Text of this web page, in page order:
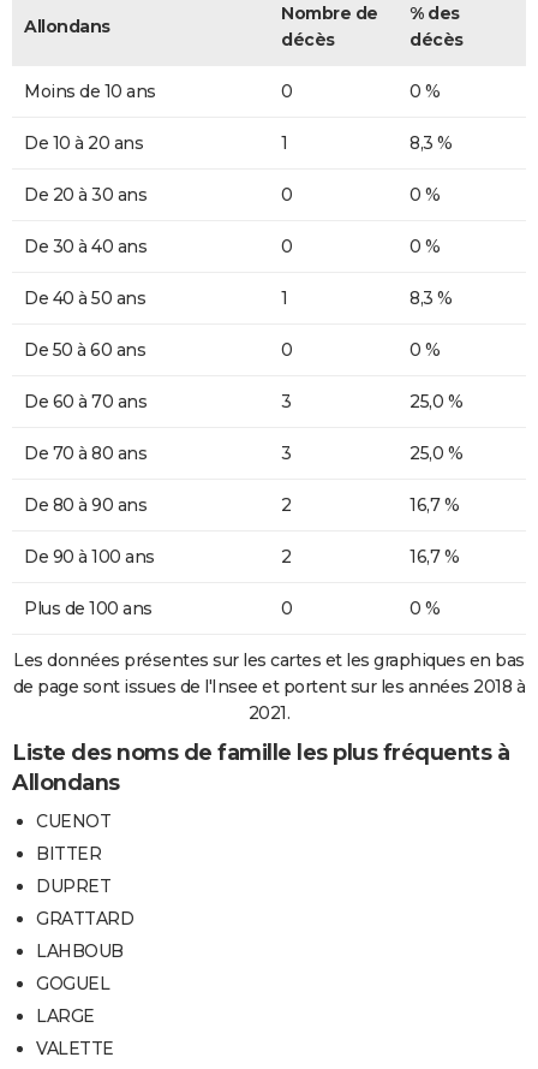
Allondans
Nombre de
décès
% des
décès
Moins de 10 ans 0 0 %
De 10 à 20 ans 1 8,3 %
De 20 à 30 ans 0 0 %
De 30 à 40 ans 0 0 %
De 40 à 50 ans 1 8,3 %
De 50 à 60 ans 0 0 %
De 60 à 70 ans 3 25,0 %
De 70 à 80 ans 3 25,0 %
De 80 à 90 ans 2 16,7 %
De 90 à 100 ans 2 16,7 %
Plus de 100 ans 0 0 %
Les données présentes sur les cartes et les graphiques en bas
de page sont issues de l'Insee et portent sur les années 2018 à
2021.
Liste des noms de famille les plus fréquents à
Allondans
CUENOT
BITTER
DUPRET
GRATTARD
LAHBOUB
GOGUEL
LARGE
VALETTE